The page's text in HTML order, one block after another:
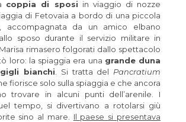
coppia di sposi in viaggio di nozze
di Fetovaia a bordo di una piccola
accompagnata da un amico elbano
sposo durante il servizio militare in
rimasero folgorati dallo spettacolo
loro: la spiaggia era una grande duna
gigli bianchi . Si tratta del Pancratium
fiorisce solo sulla spiaggia e che ancora
trovare in alcuni punti dell’arenile. I
tempo, si divertivano a rotolarsi giù
sino al mare. Il paese si presentava